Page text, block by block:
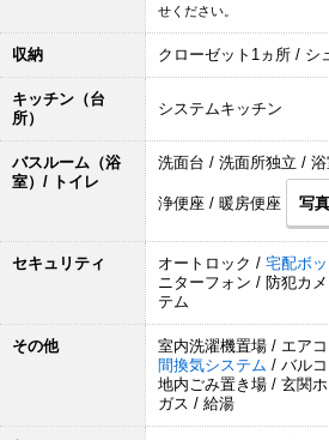
せください。
収納 クローゼット1ヵ所 / シ
キッチン（台
所）
システムキッチン
バスルーム（浴
室）/ トイレ
洗面台 / 洗面所独立 /
浄便座 / 暖房便座 写
セキュリティ オートロック / 宅配ボ
ニターフォン / 防犯カ
テム
その他 室内洗濯機置場 / エア
間換気システム / バル
地内ごみ置き場 / 玄関
ガス / 給湯